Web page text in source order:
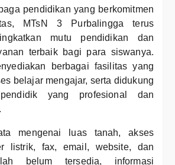
pendidikan yang berkomitmen
MTsN 3 Purbalingga terus
mutu pendidikan dan
terbaik bagi para siswanya.
berbagai fasilitas yang
belajar mengajar, serta didukung
yang profesional dan
mengenai luas tanah, akses
listrik, fax, email, website, dan
belum tersedia, informasi